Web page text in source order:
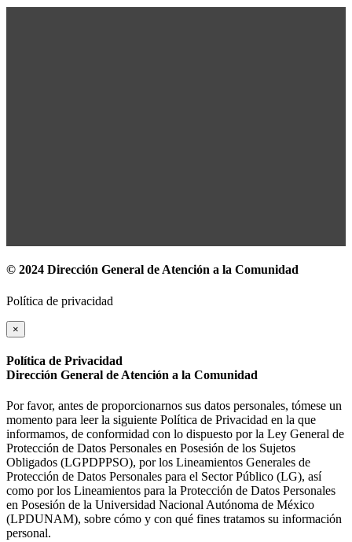
© 2024 Dirección General de Atención a la Comunidad
Política de privacidad
×
Política de Privacidad
Dirección General de Atención a la Comunidad
Por favor, antes de proporcionarnos sus datos personales, tómese un
momento para leer la siguiente Política de Privacidad en la que
informamos, de conformidad con lo dispuesto por la Ley General de
Protección de Datos Personales en Posesión de los Sujetos
Obligados (LGPDPPSO), por los Lineamientos Generales de
Protección de Datos Personales para el Sector Público (LG), así
como por los Lineamientos para la Protección de Datos Personales
en Posesión de la Universidad Nacional Autónoma de México
(LPDUNAM), sobre cómo y con qué fines tratamos su información
personal.